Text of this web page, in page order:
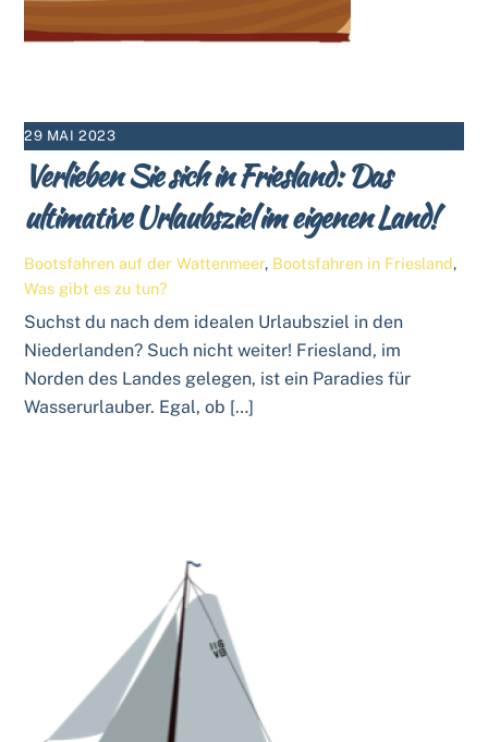
29 MAI 2023
Verlieben Sie sich in Friesland: Das
ultimative Urlaubsziel im eigenen Land!
Bootsfahren auf der Wattenmeer, Bootsfahren in Friesland,
Was gibt es zu tun?
Suchst du nach dem idealen Urlaubsziel in den
Niederlanden? Such nicht weiter! Friesland, im
Norden des Landes gelegen, ist ein Paradies für
Wasserurlauber. Egal, ob […]